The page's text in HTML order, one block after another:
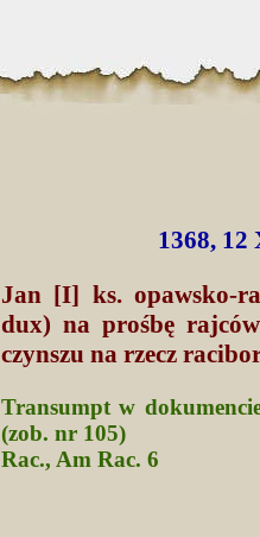
1368,
Jan [I] ks. opawsko-
dux) na prośbę
czynszu na rzecz
Transumpt w
(zob. nr 105)
Rac., Am Rac. 6